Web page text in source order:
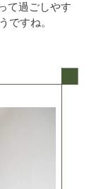
て過ごしやす
ですね。